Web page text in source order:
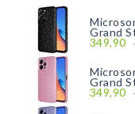
Grand
349,90
Grand
349,90